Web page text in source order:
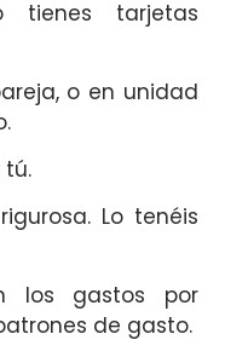
tienes tarjetas
o en unidad
tú.
Lo tenéis
los gastos por
de gasto.